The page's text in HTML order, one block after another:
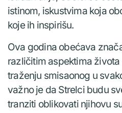
istinom, iskustvima koja
koje ih inspirišu.
Ova godina obećava
različitim aspektima života
traženju smisaonog u
važno je da Strelci budu
tranziti oblikovati njihovu